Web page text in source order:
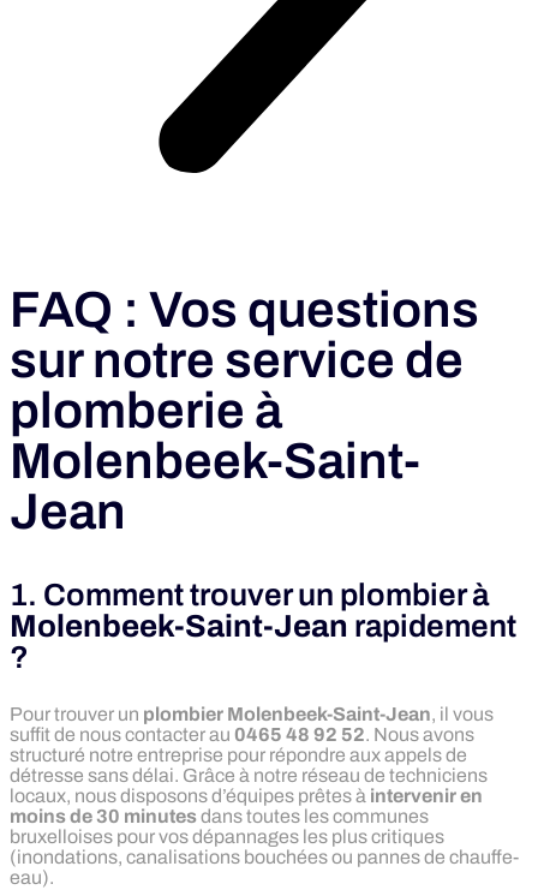
FAQ : Vos questions
sur notre service de
plomberie à
Molenbeek-Saint-
Jean
1. Comment trouver un plombier à
Molenbeek-Saint-Jean rapidement
?
Pour trouver un plombier Molenbeek-Saint-Jean, il vous
suffit de nous contacter au 0465 48 92 52. Nous avons
structuré notre entreprise pour répondre aux appels de
détresse sans délai. Grâce à notre réseau de techniciens
locaux, nous disposons d’équipes prêtes à intervenir en
moins de 30 minutesdans toutes les communes
bruxelloises pour vos dépannages les plus critiques
(inondations, canalisations bouchées ou pannes de chauffe-
eau).